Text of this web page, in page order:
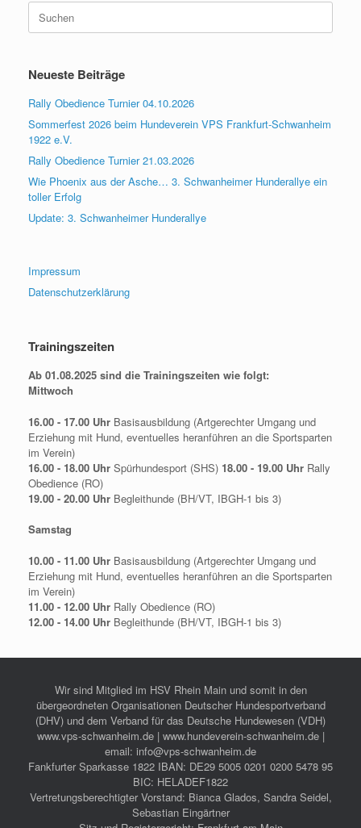
Suchen
nach:
Neueste Beiträge
Rally Obedience Turnier 04.10.2026
Sommerfest 2026 beim Hundeverein VPS Frankfurt-Schwanheim
1922 e.V.
Rally Obedience Turnier 21.03.2026
Wie Phoenix aus der Asche… 3. Schwanheimer Hunderallye ein
toller Erfolg
Update: 3. Schwanheimer Hunderallye
Impressum
Datenschutzerklärung
Trainingszeiten
Ab 01.08.2025 sind die Trainingszeiten wie folgt:
Mittwoch
16.00 - 17.00 Uhr Basisausbildung (Artgerechter Umgang und
Erziehung mit Hund, eventuelles heranführen an die Sportsparten
im Verein)
16.00 - 18.00 Uhr Spürhundesport (SHS) 18.00 - 19.00 Uhr Rally
Obedience (RO)
19.00 - 20.00 Uhr Begleithunde (BH/VT, IBGH-1 bis 3)
Samstag
10.00 - 11.00 Uhr Basisausbildung (Artgerechter Umgang und
Erziehung mit Hund, eventuelles heranführen an die Sportsparten
im Verein)
11.00 - 12.00 Uhr Rally Obedience (RO)
12.00 - 14.00 Uhr Begleithunde (BH/VT, IBGH-1 bis 3)
Wir sind Mitglied im HSV Rhein Main und somit in den
übergeordneten Organisationen Deutscher Hundesportverband
(DHV) und dem Verband für das Deutsche Hundewesen (VDH)
www.vps-schwanheim.de | www.hundeverein-schwanheim.de |
email: info@vps-schwanheim.de
Fankfurter Sparkasse 1822 IBAN: DE29 5005 0201 0200 5478 95
BIC: HELADEF1822
Vertretungsberechtigter Vorstand: Bianca Glados, Sandra Seidel,
Sebastian Eingärtner